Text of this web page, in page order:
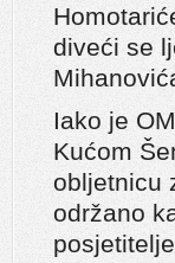
diveći se
Iako je
Kućom
obljetnicu
održano